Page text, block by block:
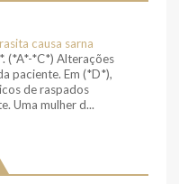
causa sarna
(*A*-*C*) Alterações
paciente. Em (*D*),
de raspados
Uma mulher d...